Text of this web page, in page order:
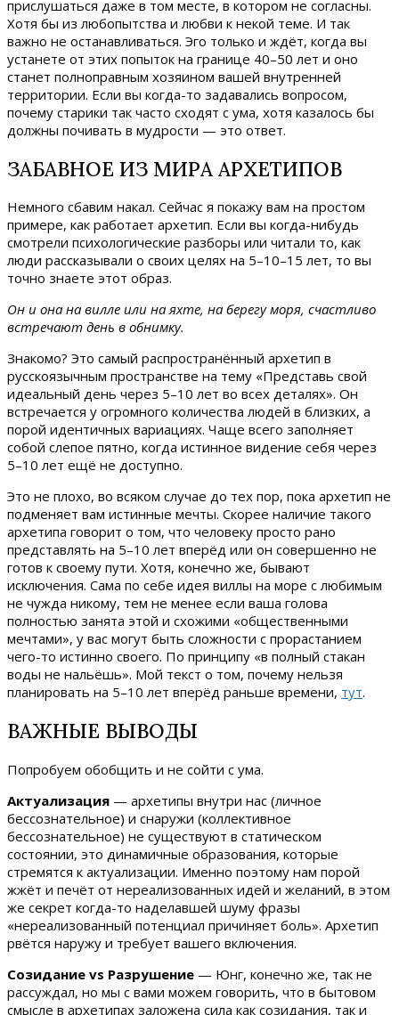
прислушаться даже в том месте, в котором не согласны.
Хотя бы из любопытства и любви к некой теме. И так
важно не останавливаться. Эго только и ждёт, когда вы
устанете от этих попыток на границе 40–50 лет и оно
станет полноправным хозяином вашей внутренней
территории. Если вы когда-то задавались вопросом,
почему старики так часто сходят с ума, хотя казалось бы
должны почивать в мудрости — это ответ.
ЗАБАВНОЕ ИЗ МИРА АРХЕТИПОВ
Немного сбавим накал. Сейчас я покажу вам на простом
примере, как работает архетип. Если вы когда-нибудь
смотрели психологические разборы или читали то, как
люди рассказывали о своих целях на 5–10–15 лет, то вы
точно знаете этот образ.
Он и она на вилле или на яхте, на берегу моря, счастливо
встречают день в обнимку.
Знакомо? Это самый распространённый архетип в
русскоязычным пространстве на тему «Представь свой
идеальный день через 5–10 лет во всех деталях». Он
встречается у огромного количества людей в близких, а
порой идентичных вариациях. Чаще всего заполняет
собой слепое пятно, когда истинное видение себя через
5–10 лет ещё не доступно.
Это не плохо, во всяком случае до тех пор, пока архетип не
подменяет вам истинные мечты. Скорее наличие такого
архетипа говорит о том, что человеку просто рано
представлять на 5–10 лет вперёд или он совершенно не
готов к своему пути. Хотя, конечно же, бывают
исключения. Сама по себе идея виллы на море с любимым
не чужда никому, тем не менее если ваша голова
полностью занята этой и схожими «общественными
мечтами», у вас могут быть сложности с прорастанием
чего-то истинно своего. По принципу «в полный стакан
воды не нальёшь». Мой текст о том, почему нельзя
планировать на 5–10 лет вперёд раньше времени, тут.
ВАЖНЫЕ ВЫВОДЫ
Попробуем обобщить и не сойти с ума.
Актуализация — архетипы внутри нас (личное
бессознательное) и снаружи (коллективное
бессознательное) не существуют в статическом
состоянии, это динамичные образования, которые
стремятся к актуализации. Именно поэтому нам порой
жжёт и печёт от нереализованных идей и желаний, в этом
же секрет когда-то наделавшей шуму фразы
«нереализованный потенциал причиняет боль». Архетип
рвётся наружу и требует вашего включения.
Созидание vs Разрушение — Юнг, конечно же, так не
рассуждал, но мы с вами можем говорить, что в бытовом
смысле в архетипах заложена сила как созидания, так и